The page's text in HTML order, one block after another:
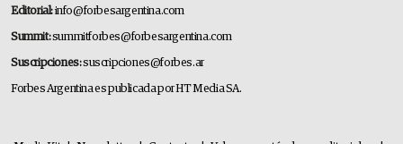
Editorial:info@forbesargentina.com
Summit:summitforbes@forbesargentina.com
Suscripciones:suscripciones@forbes.ar
Forbes Argentina es publicada por HT Media SA.